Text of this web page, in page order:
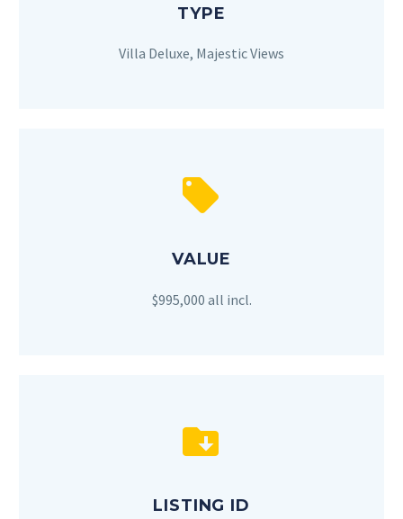
TYPE
Villa Deluxe, Majestic Views


VALUE
$995,000 all incl.


LISTING ID